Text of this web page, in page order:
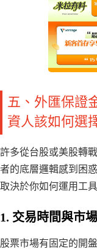
五、外匯保證
資人該如何選
許多從台股或美股轉
者的底層邏輯感到困
取決於你如何運用工
1. 交易時間與市
股票市場有固定的開